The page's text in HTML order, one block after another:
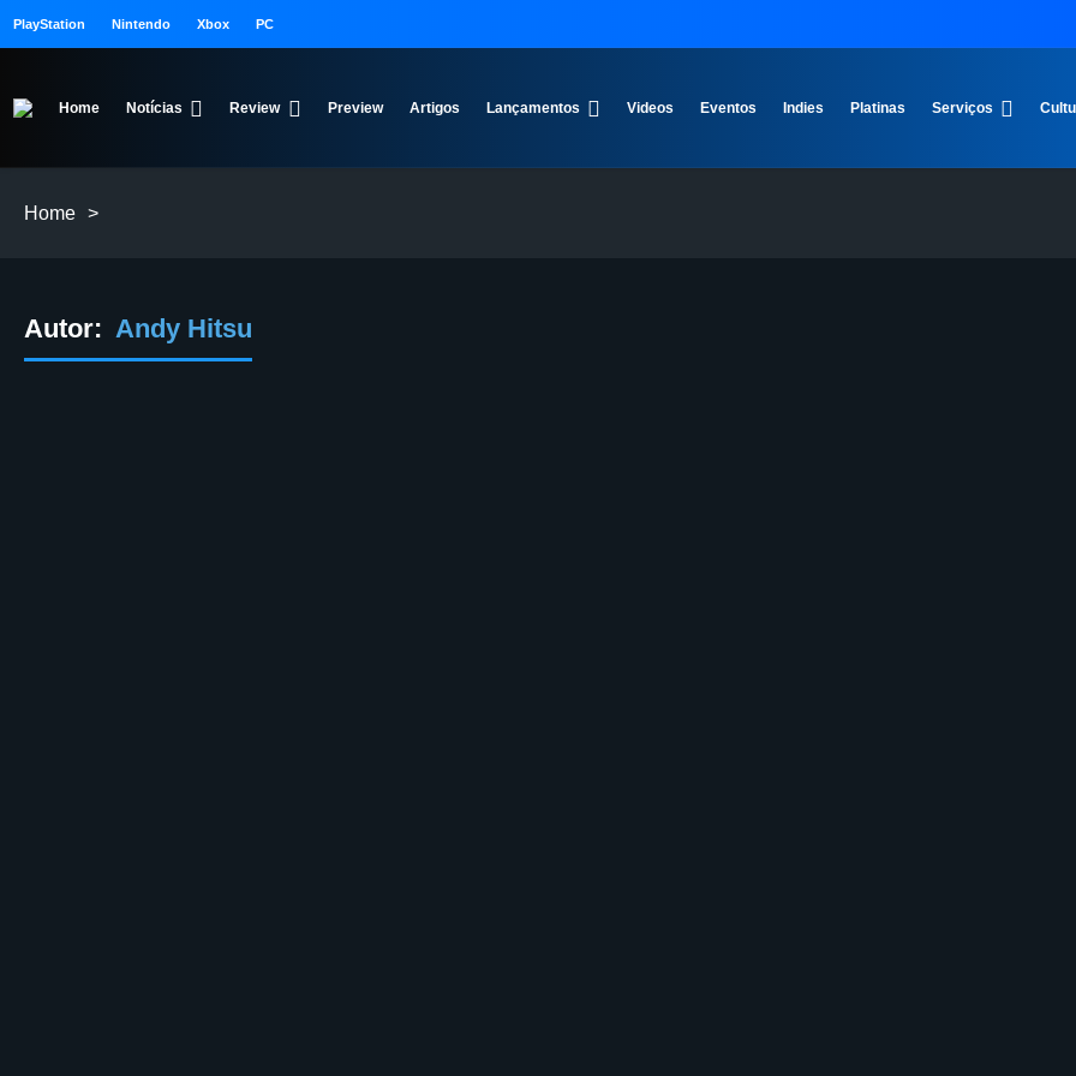
PlayStation Nintendo Xbox PC
Home Notícias Review Preview Artigos Lançamentos Videos Eventos Indies Platinas Serviços
Home >
Autor: Andy Hitsu